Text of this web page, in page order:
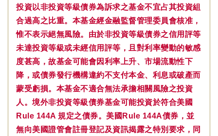
投資以非投資等級債券為訴求之基金不宜占其投資組
合過高之比重。本基金經金融監督管理委員會核准，
惟不表示絕無風險。由於非投資等級債券之信用評等
未達投資等級或未經信用評等，且對利率變動的敏感
度甚高，故基金可能會因利率上升、市場流動性下
降，或債券發行機構違約不支付本金、利息或破產而
蒙受虧損。本基金不適合無法承擔相關風險之投資
人。境外非投資等級債券基金可能投資於符合美國
Rule 144A 規定之債券。美國Rule 144A債券，並
無向美國證管會註冊登記及資訊揭露之特別要求，同